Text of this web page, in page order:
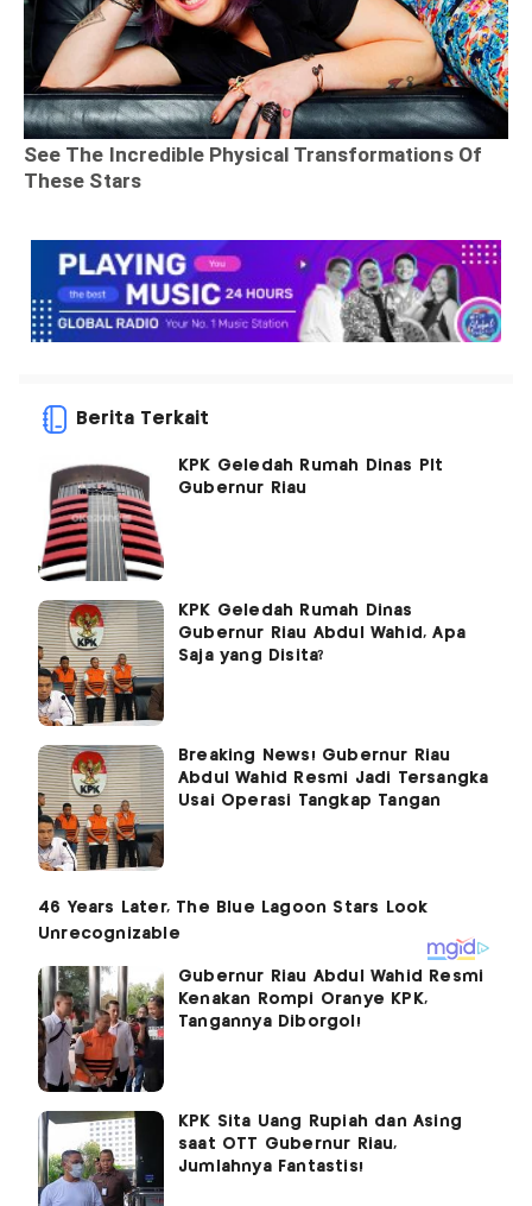
Berita Terkait
KPK Geledah Rumah Dinas Plt
Gubernur Riau
KPK Geledah Rumah Dinas
Gubernur Riau Abdul Wahid, Apa
Saja yang Disita?
Breaking News! Gubernur Riau
Abdul Wahid Resmi Jadi Tersangka
Usai Operasi Tangkap Tangan
Gubernur Riau Abdul Wahid Resmi
Kenakan Rompi Oranye KPK,
Tangannya Diborgol!
KPK Sita Uang Rupiah dan Asing
saat OTT Gubernur Riau,
Jumlahnya Fantastis!